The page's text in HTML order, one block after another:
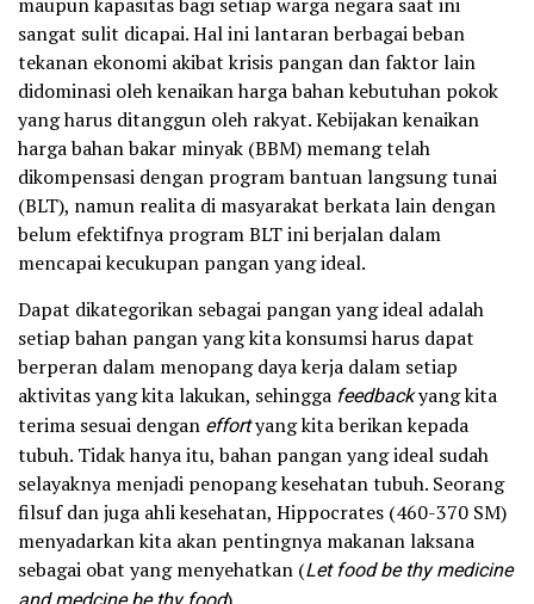
maupun kapasitas bagi setiap warga negara saat ini
sangat sulit dicapai. Hal ini lantaran berbagai beban
tekanan ekonomi akibat krisis pangan dan faktor lain
didominasi oleh kenaikan harga bahan kebutuhan pokok
yang harus ditanggun oleh rakyat. Kebijakan kenaikan
harga bahan bakar minyak (BBM) memang telah
dikompensasi dengan program bantuan langsung tunai
(BLT), namun realita di masyarakat berkata lain dengan
belum efektifnya program BLT ini berjalan dalam
mencapai kecukupan pangan yang ideal.
Dapat dikategorikan sebagai pangan yang ideal adalah
setiap bahan pangan yang kita konsumsi harus dapat
berperan dalam menopang daya kerja dalam setiap
aktivitas yang kita lakukan, sehingga feedbackyang kita
terima sesuai dengan effortyang kita berikan kepada
tubuh. Tidak hanya itu, bahan pangan yang ideal sudah
selayaknya menjadi penopang kesehatan tubuh. Seorang
filsuf dan juga ahli kesehatan, Hippocrates (460-370 SM)
menyadarkan kita akan pentingnya makanan laksana
sebagai obat yang menyehatkan (Let food be thy medicine